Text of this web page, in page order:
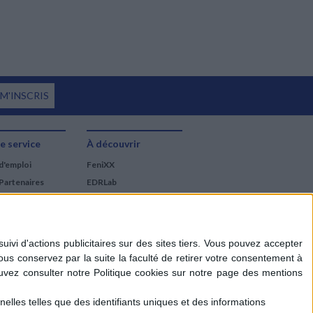
telles que des identifiants uniques et des informations
service À découvrir
FeniXX
EDRLab
Cercle de la librairie
Les chèques cadeaux
Mollat